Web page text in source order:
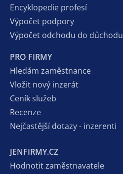
Encyklopedie profesí
Výpočet podpory
Výpočet odchodu do důchodu
PRO FIRMY
Hledám zaměstnance
Vložit nový inzerát
Ceník služeb
Recenze
Nejčastější dotazy - inzerenti
JENFIRMY.CZ
Hodnotit zaměstnavatele